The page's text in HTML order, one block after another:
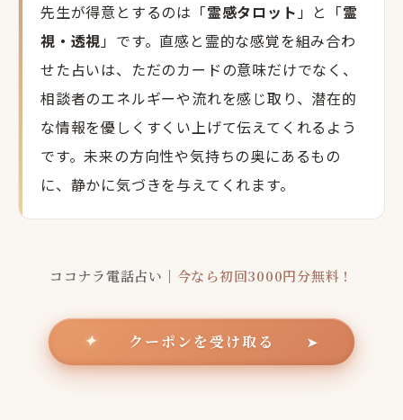
先生が得意とするのは「霊感タロット 」と「霊
視・透視 」です。直感と霊的な感覚を組み合わ
せた占いは、ただのカードの意味だけでなく、
相談者のエネルギーや流れを感じ取り、潜在的
な情報を優しくすくい上げて伝えてくれるよう
です。未来の方向性や気持ちの奥にあるもの
に、静かに気づきを与えてくれます。
ココナラ電話占い｜ 今なら初回3000円分無料！
✦ クーポンを受け取る ➤